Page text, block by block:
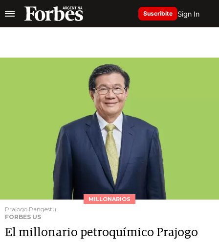
Suscribite Sign In
MILLONARIOS
Prajogo Pangestu
FORBES US
El millonario petroquímico Prajogo